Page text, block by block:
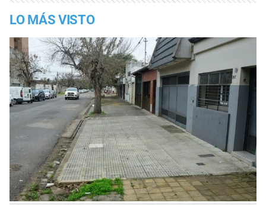
LO MÁS VISTO